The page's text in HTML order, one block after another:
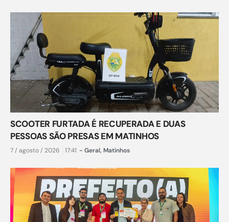
SCOOTER FURTADA É RECUPERADA E DUAS
PESSOAS SÃO PRESAS EM MATINHOS
7 / agosto / 2026 17:41 - Geral, Matinhos